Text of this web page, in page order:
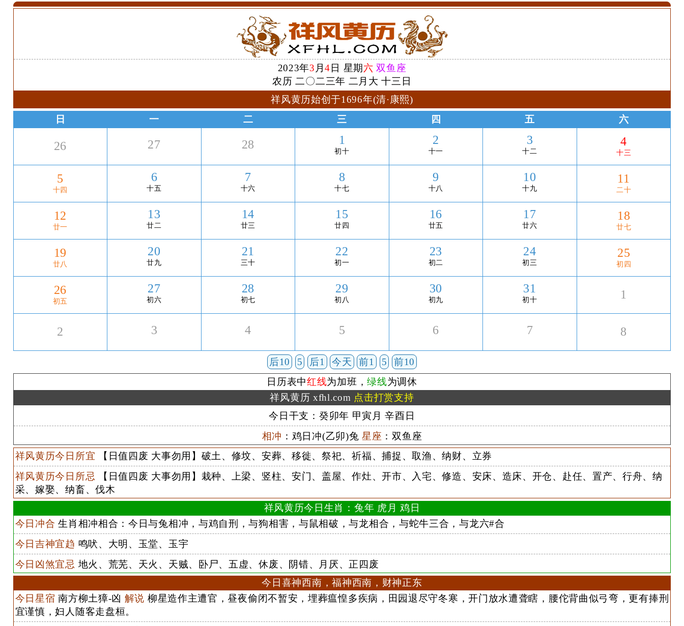
2023年3 月4 日 星期六 双鱼座
农历 二〇二三年 二月大 十三日
祥风黄历始创于1696年(清·康熙)
日
一 二 三 四 五 六
26 27 28 1
初十
2
十一
3
十二
4
十三
5
十四
6
十五
7
十六
8
十七
9
十八
10
十九
11
二十
12
廿一
13
廿二
14
廿三
15
廿四
16
廿五
17
廿六
18
廿七
19
廿八
20
廿九
21
三十
22
初一
23
初二
24
初三
25
初四
26
初五
27
初六
28
初七
29
初八
30
初九
31
初十 1
2 3 4 5 6 7 8
后10 5 后1 今天 前1 5
前10
日历表中红线为加班，绿线为调休
祥风黄历 xfhl.com 点击打赏支持
今日干支：癸卯年 甲寅月 辛酉日
相冲 ：鸡日冲(乙卯)兔星座 ：双鱼座
祥风黄历今日所宜 【日值四废 大事勿用】破土、修坟、安葬、移徙、祭祀、祈福、捕捉、取渔、纳财、立券
祥风黄历今日所忌
【日值四废 大事勿用】栽种、上梁、竖柱、安门、盖屋、作灶、开市、入宅、修造、安床、造床、开仓、赴任、置产、行舟、纳
采、嫁娶、纳畜、伐木
祥风黄历今日生肖：兔年 虎月 鸡日
今日冲合 生肖相冲相合：今日与兔相冲，与鸡自刑，与狗相害，与鼠相破，与龙相合，与蛇牛三合，与龙六#合
今日吉神宜趋 鸣吠、大明、玉堂、玉宇
今日凶煞宜忌 地火、荒芜、天火、天贼、卧尸、五虚、休废、阴错、月厌、正四废
今日喜神西南，福神西南，财神正东
今日星宿 南方柳土獐-凶 解说 柳星造作主遭官，昼夜偷闭不暂安，埋葬瘟惶多疾病，田园退尽守冬寒，开门放水遭聋瞎，腰佗背曲似弓弯，更有捧刑
宜谨慎，妇人随客走盘桓。